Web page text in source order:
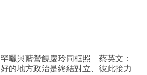
罕曬與藍營饒慶玲同框照 蔡英文：
好的地方政治是終結對立、彼此接力